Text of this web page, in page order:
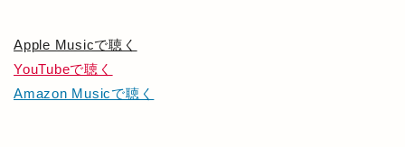
Apple Musicで聴く
YouTubeで聴く
Amazon Musicで聴く